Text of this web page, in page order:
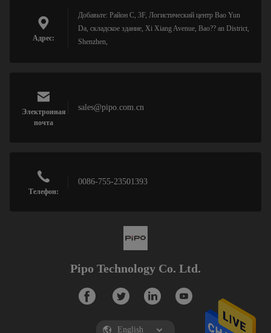
Адрес:
Добавьте: Район C, 3F, Логистический центр Bao Yun
Da, складское здание, Xi Xiang Avenue, Bao?? an District,
Shenzhen,
Электронная
почта
sales@pipo.com.cn
Телефон:
0086-755-23501393
Pipo Technology Co. Ltd.